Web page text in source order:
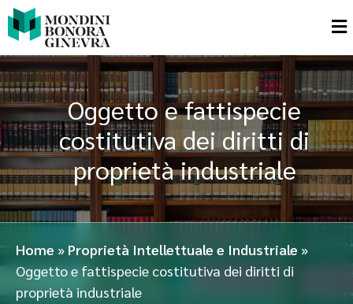
Oggetto e fattispecie
costitutiva dei diritti di
proprietà industriale
Home » Proprietà Intellettuale e Industriale »
Oggetto e fattispecie costitutiva dei diritti di
proprietà industriale